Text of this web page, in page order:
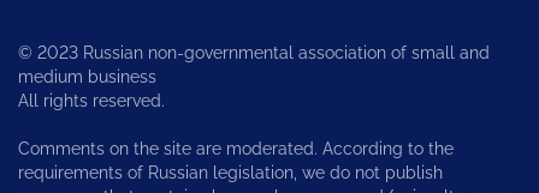
© 2023 Russian non-governmental association of small and
medium business
All rights reserved.
Comments on the site are moderated. According to the
requirements of Russian legislation, we do not publish